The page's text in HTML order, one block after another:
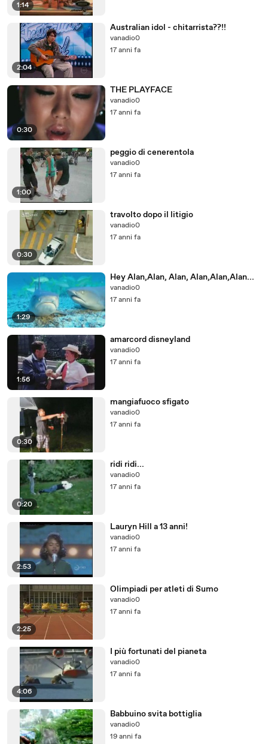
1:14
2:04
Australian idol - chitarrista??!!
vanadio0
17 anni fa
0:30
THE PLAYFACE
vanadio0
17 anni fa
1:00
peggio di cenerentola
vanadio0
17 anni fa
0:30
travolto dopo il litigio
vanadio0
17 anni fa
1:29
Hey Alan,Alan, Alan, Alan,Alan,Alan...
vanadio0
17 anni fa
1:56
amarcord disneyland
vanadio0
17 anni fa
0:30
mangiafuoco sfigato
vanadio0
17 anni fa
0:20
ridi ridi...
vanadio0
17 anni fa
2:53
Lauryn Hill a 13 anni!
vanadio0
17 anni fa
2:25
Olimpiadi per atleti di Sumo
vanadio0
17 anni fa
4:06
I più fortunati del pianeta
vanadio0
17 anni fa
Babbuino svita bottiglia
vanadio0
19 anni fa